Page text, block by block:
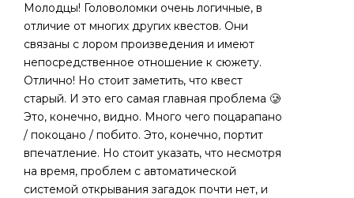
Молодцы! Головоломки очень логичные, в
отличие от многих других квестов. Они
связаны с лором произведения и имеют
непосредственное отношение к сюжету.
Отлично! Но стоит заметить, что квест
старый. И это его самая главная проблема 🥲
Это, конечно, видно. Много чего поцарапано
/ покоцано / побито. Это, конечно, портит
впечатление. Но стоит указать, что несмотря
на время, проблем с автоматической
системой открывания загадок почти нет, и